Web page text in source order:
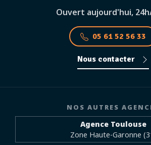
Ouvert aujourd'hui,
05 61 52 56 33
Nous contacter
NOS AUTRES
Agence Toulouse
Zone Haute-Garonne